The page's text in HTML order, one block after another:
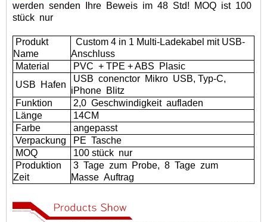
werden senden Ihre Beweis im 48 Std! MOQ ist100
stück nur
Produkt
Name
Custom 4 in 1 Multi-Ladekabel mit USB-
Anschluss
Material
PVC + TPE + ABS Plasic
USB Hafen
USB conenctor Mikro USB, Typ-C,
iPhone Blitz
Funktion
2,0 Geschwindigkeitaufladen
Länge
14CM
Farbe
angepasst
Verpackung
PE Tasche
MOQ
100 stück nur
Produktion
Zeit
3 Tage zum Probe, 8 Tage zum
Masse Auftrag